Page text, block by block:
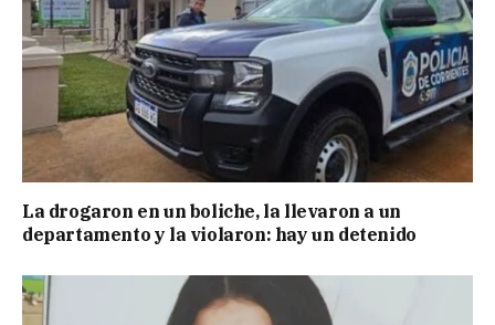
La drogaron en un boliche, la llevaron a un
departamento y la violaron: hay un detenido